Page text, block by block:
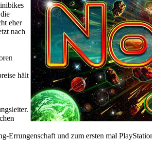
eher
nach
hält
Errungenschaft und zum ersten mal